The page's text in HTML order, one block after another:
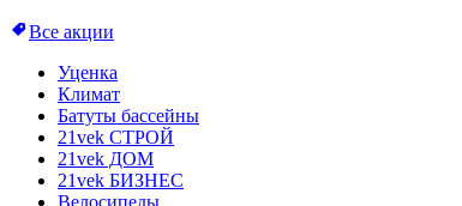
Все акции
Уценка
Климат
Батуты бассейны
21vek СТРОЙ
21vek ДОМ
21vek БИЗНЕС
Велосипеды